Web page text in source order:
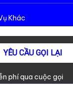
Khác
YÊU CẦU GỌI LẠI
phí qua cuộc gọi